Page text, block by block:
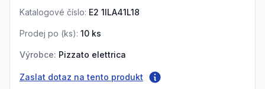
Katalogové číslo: E2 1ILA41L18
Prodej po (ks): 10 ks
Výrobce: Pizzato elettrica
Zaslat dotaz na tento produkt